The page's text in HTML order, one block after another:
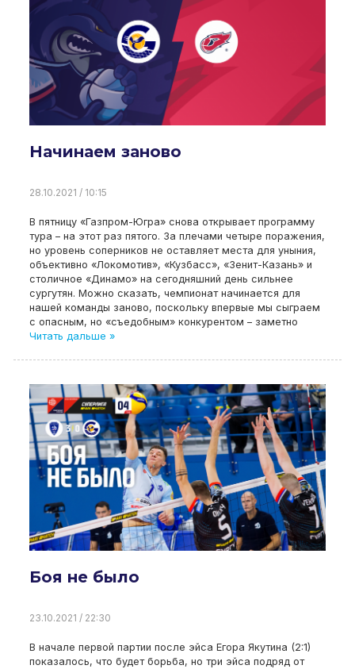
Начинаем заново
28.10.2021 / 10:15
В пятницу «Газпром-Югра» снова открывает программу
тура – на этот раз пятого. За плечами четыре поражения,
но уровень соперников не оставляет места для уныния,
объективно «Локомотив», «Кузбасс», «Зенит-Казань» и
столичное «Динамо» на сегодняшний день сильнее
сургутян. Можно сказать, чемпионат начинается для
нашей команды заново, поскольку впервые мы сыграем
с опасным, но «съедобным» конкурентом – заметно
Читать дальше »
Боя не было
23.10.2021 / 22:30
В начале первой партии после эйса Егора Якутина (2:1)
показалось, что будет борьба, но три эйса подряд от